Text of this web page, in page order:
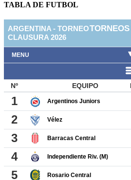
TABLA DE FUTBOL